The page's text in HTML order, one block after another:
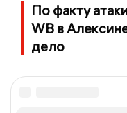
По факту
WB в
дело